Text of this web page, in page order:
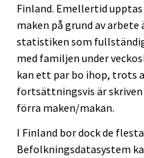
Finland. Emellertid
maken på grund av
statistiken som
med familjen under
kan ett par bo ihop, trots
fortsättningsvis är skriven
förra maken/makan.
I Finland bor dock de
Befolkningsdatasystem